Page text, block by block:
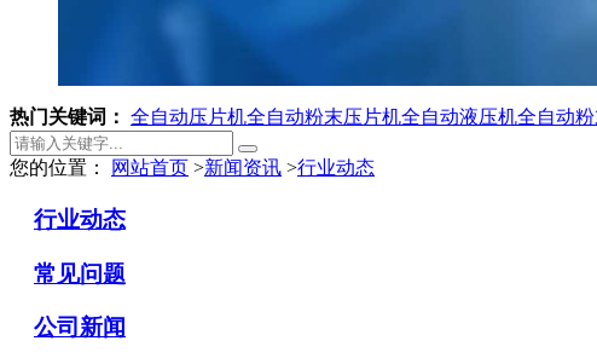
热门关键词： 全自动压片机全自动粉末压片机全自动液压机全自动
您的位置： 网站首页 >新闻资讯 >行业动态
行业动态
常见问题
公司新闻